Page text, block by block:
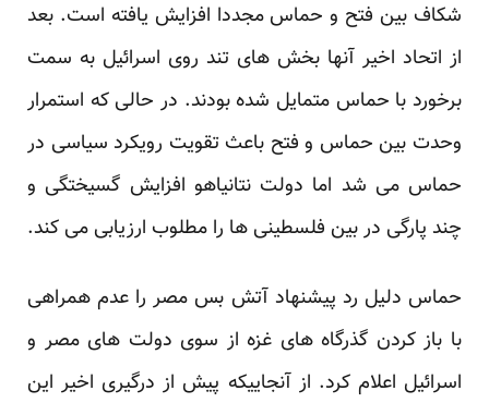
شکاف بین فتح و حماس مجددا افزایش یافته است. بعد
از اتحاد اخیر آنها بخش های تند روی اسرائیل به سمت
برخورد با حماس متمایل شده بودند. در حالی که استمرار
وحدت بین حماس و فتح باعث تقویت رویکرد سیاسی در
حماس می شد اما دولت نتانیاهو افزایش گسیختگی و
چند پارگی در بین فلسطینی ها را مطلوب ارزیابی می کند.
حماس دلیل رد پیشنهاد آتش بس مصر را عدم همراهی
با باز کردن گذرگاه های غزه از سوی دولت های مصر و
اسرائیل اعلام کرد. از آنجاییکه پیش از درگیری اخیر این